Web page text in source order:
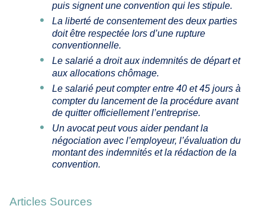
puis signent une convention qui les stipule.
La liberté de consentement des deux parties
doit être respectée lors d’une rupture
conventionnelle.
Le salarié a droit aux indemnités de départ et
aux allocations chômage.
Le salarié peut compter entre 40 et 45 jours à
compter du lancement de la procédure avant
de quitter officiellement l’entreprise.
Un avocat peut vous aider pendant la
négociation avec l’employeur, l’évaluation du
montant des indemnités et la rédaction de la
convention.
Articles Sources